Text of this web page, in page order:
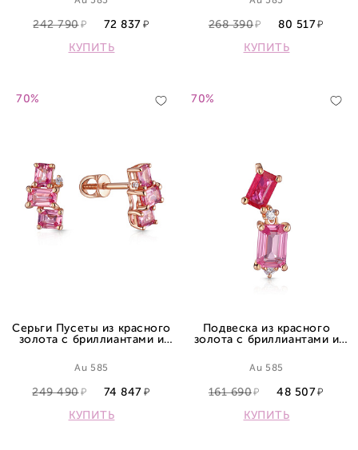
242 790
72 837
КУПИТЬ
268 390
80 517
КУПИТЬ
70%
Серьги Пусеты из красного
золота с бриллиантами и
Au 585
249 490
74 847
КУПИТЬ
70%
Подвеска из красного
золота с бриллиантами и
Au 585
161 690
48 507
КУПИТЬ